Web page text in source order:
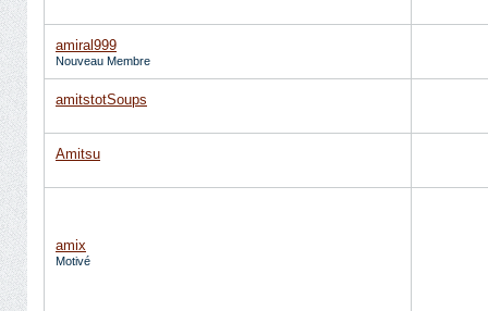
amiral999
Nouveau Membre
amitstotSoups
Amitsu
amix
Motivé